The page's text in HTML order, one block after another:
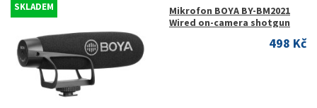
SKLADEM
Mikrofon BOYA BY-BM2021
Wired on-camera shotgun
498 Kč